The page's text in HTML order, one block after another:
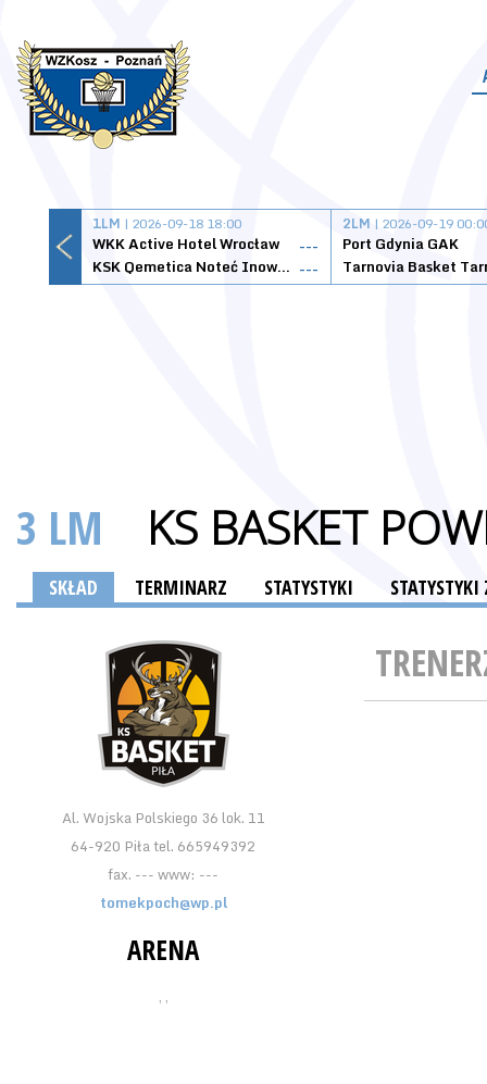
1LM | 2026-09-18 18:00
WKK Active Hotel Wrocław
---
KSK Qemetica Noteć Inowrocław ---
2LM | 2026-09-19
Port Gdynia GAK
3 LM KS BASKET
SKŁAD TERMINARZ STATYSTYKI
Al. Wojska Polskiego 36 lok. 11
64-920 Piła tel. 665949392
fax. --- www: ---
tomekpoch@wp.pl
ARENA
, ,